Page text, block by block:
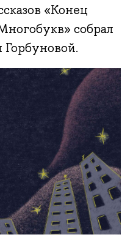
«Конец
собрал